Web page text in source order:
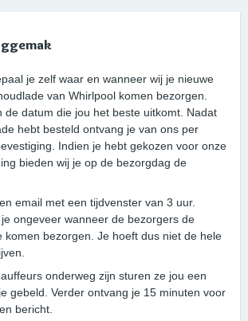
je zelf waar en wanneer wij je nieuwe
van Whirlpool komen bezorgen.
de datum die jou het beste uitkomt. Nadat
hebt besteld ontvang je van ons per
Indien je hebt gekozen voor onze
bieden wij je op de bezorgdag de
email met een tijdvenster van 3 uur.
ongeveer wanneer de bezorgers de
komen bezorgen. Je hoeft dus niet de hele
onderweg zijn sturen ze jou een
gebeld. Verder ontvang je 15 minuten voor
bericht.